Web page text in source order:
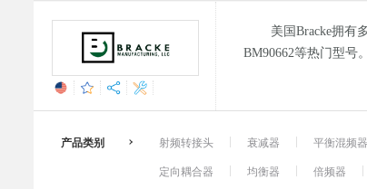
美国Bracke拥有
BM90662等热门型号。
产品类别 射频转接头 衰减器 平衡混频器
定向耦合器
均衡器 倍频器